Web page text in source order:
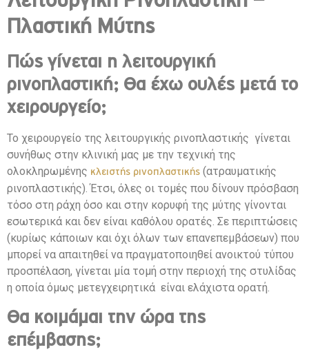
Πλαστική Μύτης
Πώς γίνεται η λειτουργική
ρινοπλαστική; Θα έχω ουλές μετά το
χειρουργείο;
Το χειρουργείο της λειτουργικής ρινοπλαστικής γίνεται
συνήθως στην κλινική μας με την τεχνική της
ολοκληρωμένης κλειστής ρινοπλαστικής (ατραυματικής
ρινοπλαστικής). Έτσι, όλες οι τομές που δίνουν πρόσβαση
τόσο στη ράχη όσο και στην κορυφή της μύτης γίνονται
εσωτερικά και δεν είναι καθόλου ορατές. Σε περιπτώσεις
(κυρίως κάποιων και όχι όλων των επανεπεμβάσεων) που
μπορεί να απαιτηθεί να πραγματοποιηθεί ανοικτού τύπου
προσπέλαση, γίνεται μία τομή στην περιοχή της στυλίδας
η οποία όμως μετεγχειρητικά είναι ελάχιστα ορατή.
Θα κοιμάμαι την ώρα της
επέμβασης;